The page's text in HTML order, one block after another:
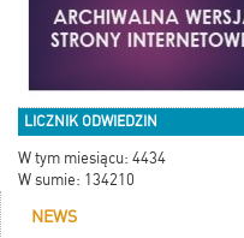
LICZNIK ODWIEDZIN
W tym miesiącu: 4434
W sumie: 134210
NEWS